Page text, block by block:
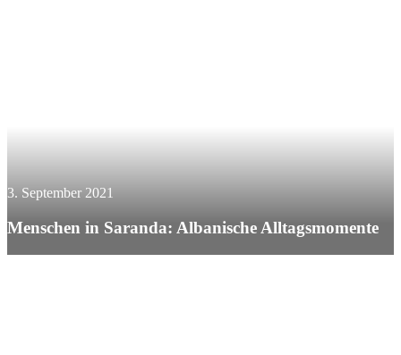
3. September 2021
Menschen in Saranda: Albanische Alltagsmomente